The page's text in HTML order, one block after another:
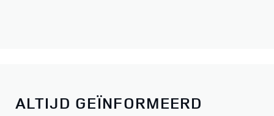
ALTIJD GEÏNFORMEERD